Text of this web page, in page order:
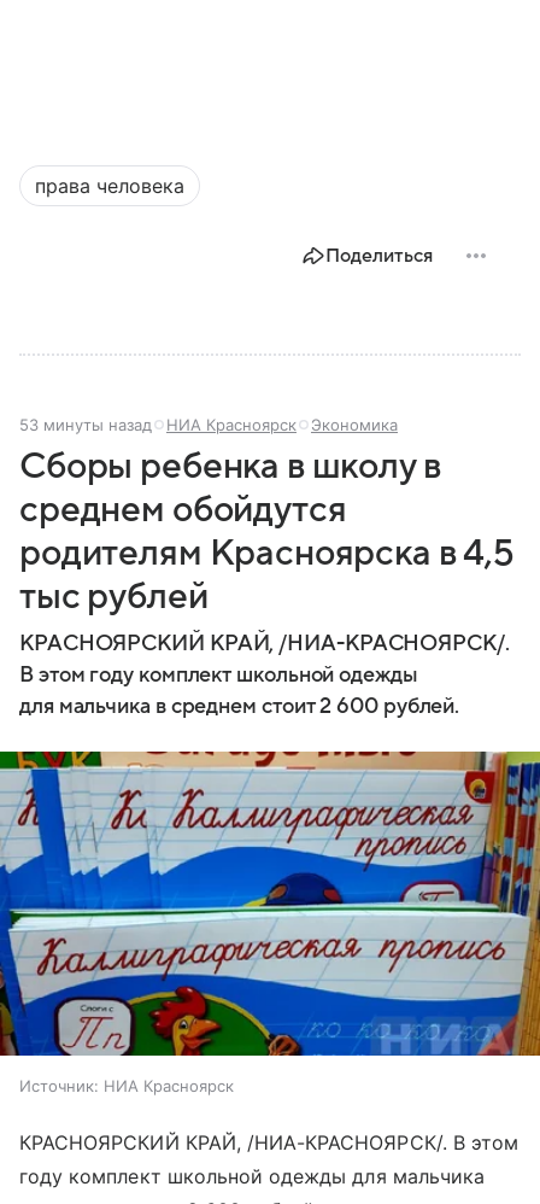
права человека
Поделиться
53 минуты назад НИА Красноярск Экономика
Сборы ребенка в школу в
среднем обойдутся
родителям Красноярска в 4,5
тыс рублей
КРАСНОЯРСКИЙ КРАЙ, /НИА-КРАСНОЯРСК/.
В этом году комплект школьной одежды
для мальчика в среднем стоит 2 600 рублей.
Источник: НИА Красноярск
КРАСНОЯРСКИЙ КРАЙ, /НИА-КРАСНОЯРСК/. В этом
году комплект школьной одежды для мальчика